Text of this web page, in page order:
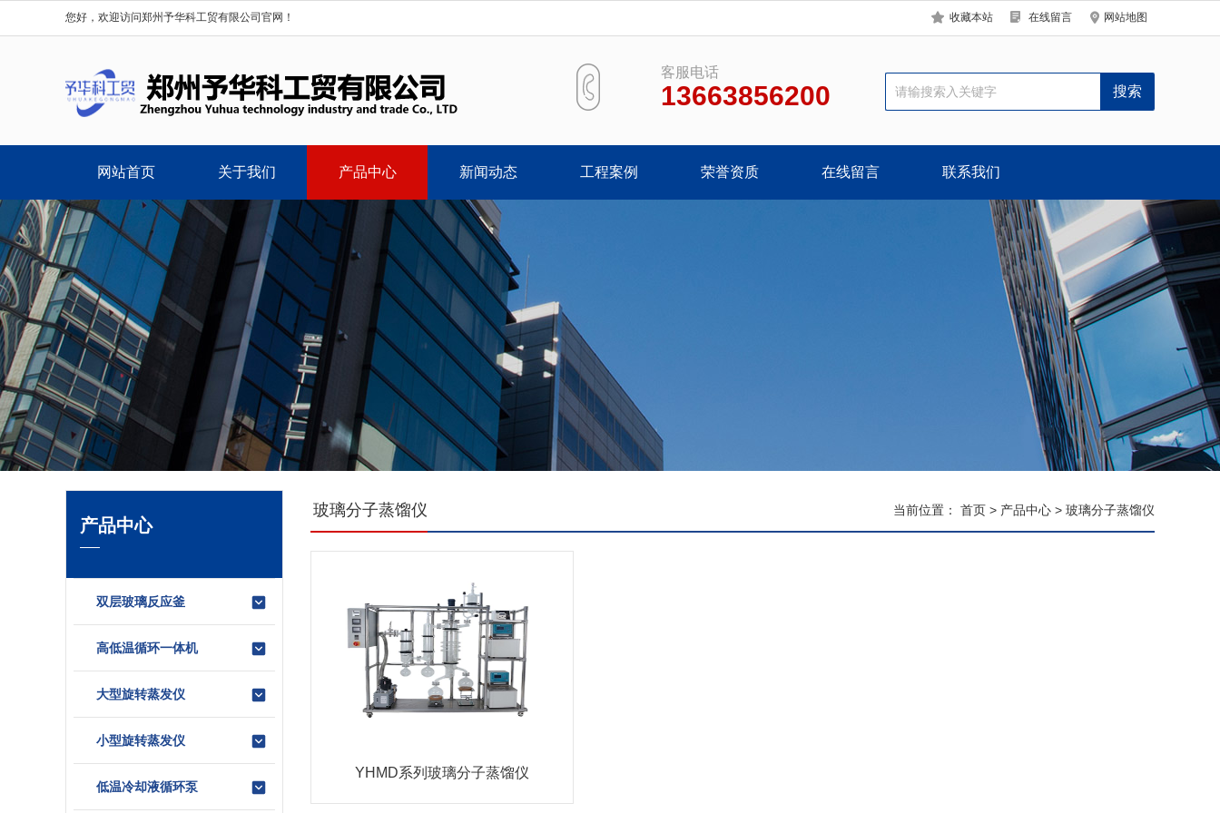
您好，欢迎访问郑州予华科工贸有限公司官网！ 收藏本站 在线留言 网站地图
客服电话
13663856200
网站首页 关于我们 产品中心 新闻动态 工程案例 荣誉资质 在线留言 联系我们
产品中心
双层玻璃反应釜
高低温循环一体机
大型旋转蒸发仪
小型旋转蒸发仪
低温冷却液循环泵
当前位置： 首页 > 产品中心 > 玻璃分子蒸馏仪
玻璃分子蒸馏仪
YHMD系列玻璃分子蒸馏仪